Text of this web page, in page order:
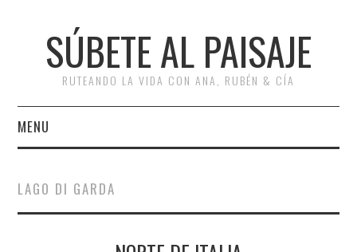
SÚBETE AL PAISAJE
RUTEANDO LA VIDA CON ANA, RUBÉN & CÍA
MENU
RUTAS
LAGO DI GARDA